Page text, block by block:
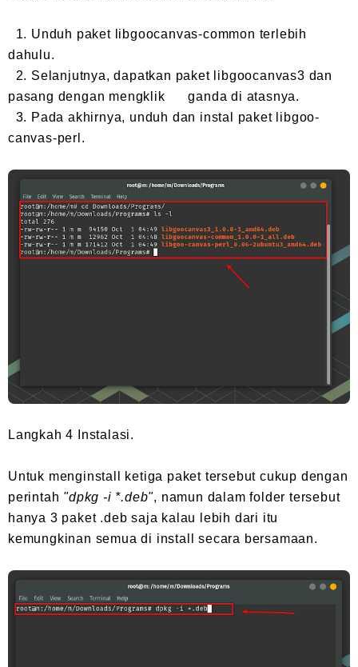
1. Unduh paket libgoocanvas-common terlebih
dahulu.
2. Selanjutnya, dapatkan paket libgoocanvas3 dan
pasang dengan mengklik ganda di atasnya.
3. Pada akhirnya, unduh dan instal paket libgoo-
canvas-perl.
Langkah 4 Instalasi.
Untuk menginstall ketiga paket tersebut cukup dengan
perintah "dpkg -i *.deb", namun dalam folder tersebut
hanya 3 paket .deb saja kalau lebih dari itu
kemungkinan semua di install secara bersamaan.